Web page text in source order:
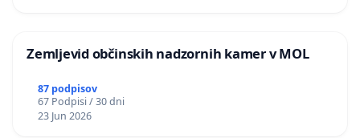
Zemljevid občinskih nadzornih kamer v MOL
87 podpisov
67 Podpisi / 30 dni
23 Jun 2026